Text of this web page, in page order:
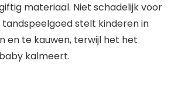
materiaal. Niet schadelijk voor
tandspeelgoed stelt kinderen in
en te kauwen, terwijl het het
kalmeert.